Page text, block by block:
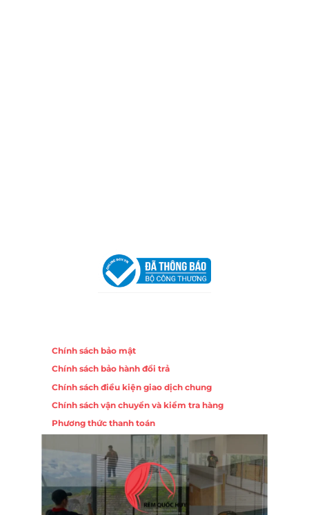
Chính sách bảo mật
Chính sách bảo hành đổi trả
Chính sách điều kiện giao dịch chung
Chính sách vận chuyển và kiểm tra hàng
Phương thức thanh toán